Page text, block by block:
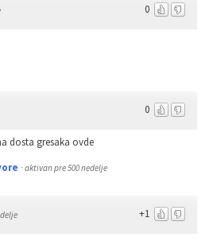
0
0
dosta gresaka ovde
· aktivan pre 500 nedelje
+1